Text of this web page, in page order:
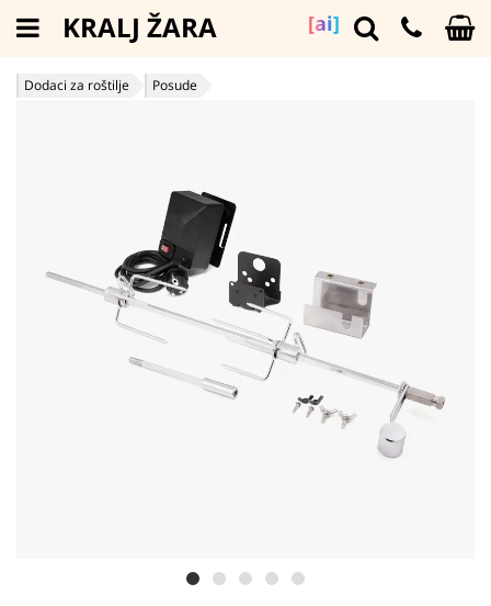
[ai]
KRALJ ŽARA
Dodaci za roštilje Posude